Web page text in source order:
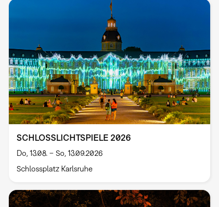
SCHLOSSLICHTSPIELE 2026
Do, 13.08. – So, 13.09.2026
Schlossplatz Karlsruhe